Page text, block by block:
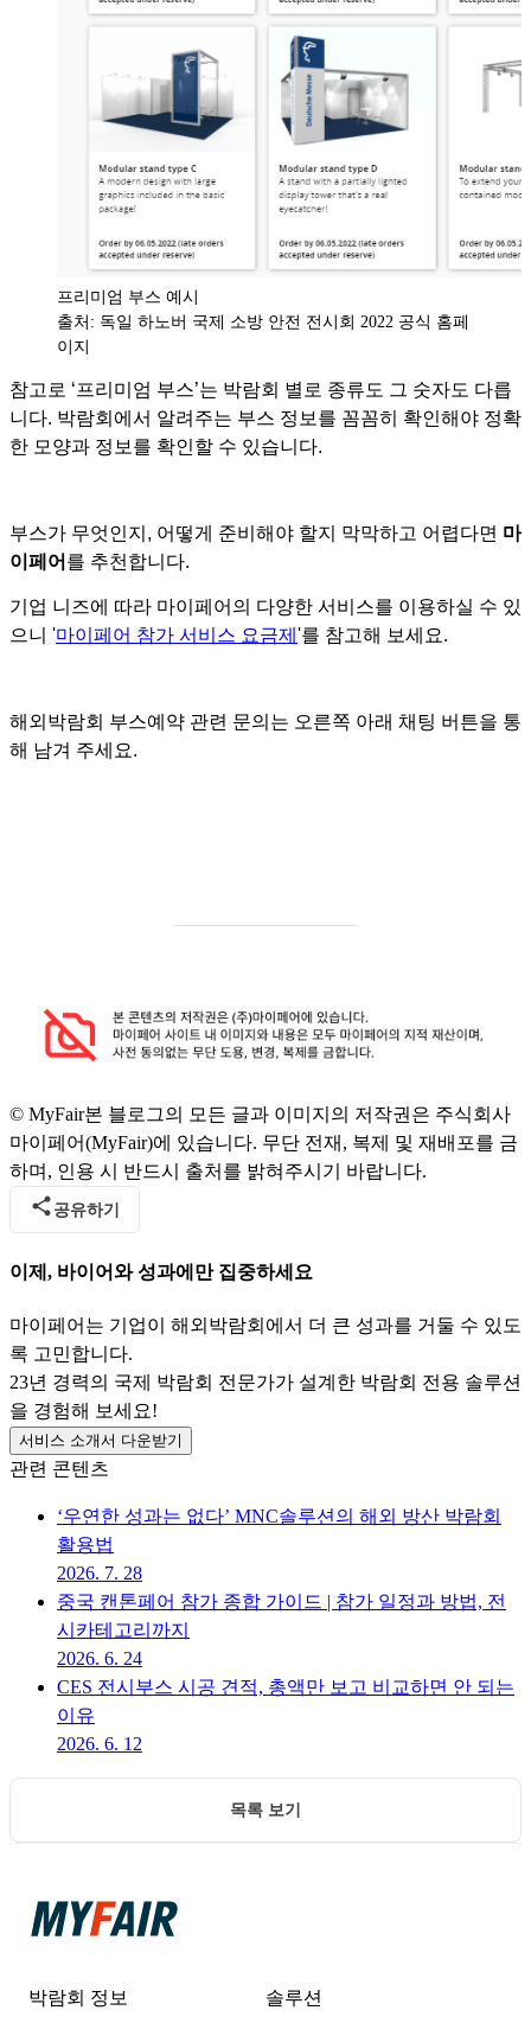
프리미엄 부스 예시
출처: 독일 하노버 국제 소방 안전 전시회 2022 공식 홈페
이지
참고로 ‘프리미엄 부스’는 박람회 별로 종류도 그 숫자도 다릅
니다. 박람회에서 알려주는 부스 정보를 꼼꼼히 확인해야 정확
한 모양과 정보를 확인할 수 있습니다.
부스가 무엇인지, 어떻게 준비해야 할지 막막하고 어렵다면 마
이페어 를 추천합니다.
기업 니즈에 따라 마이페어의 다양한 서비스를 이용하실 수 있
으니 '마이페어 참가 서비스 요금제 '를 참고해 보세요.
해외박람회 부스예약 관련 문의는 오른쪽 아래 채팅 버튼을 통
해 남겨 주세요.
© MyFair본 블로그의 모든 글과 이미지의 저작권은 주식회사
마이페어(MyFair)에 있습니다. 무단 전재, 복제 및 재배포를 금
하며, 인용 시 반드시 출처를 밝혀주시기 바랍니다.
공유하기
이제, 바이어와 성과에만 집중하세요
마이페어는 기업이 해외박람회에서 더 큰 성과를 거둘 수 있도
록 고민합니다.
23년 경력의 국제 박람회 전문가가 설계한 박람회 전용 솔루션
을 경험해 보세요!
서비스 소개서 다운받기
관련 콘텐츠
‘우연한 성과는 없다’ MNC솔루션의 해외 방산 박람회
활용법
2026. 7. 28
중국 캔톤페어 참가 종합 가이드 | 참가 일정과 방법, 전
시카테고리까지
2026. 6. 24
CES 전시부스 시공 견적, 총액만 보고 비교하면 안 되는
이유
2026. 6. 12
목록 보기
박람회 정보 솔루션